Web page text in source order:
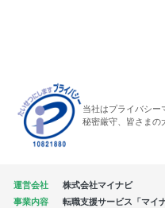
当社はプライバシー
秘密厳守、皆さまの
運営会社
株式会社マイナビ
事業内容
転職支援サービス「マイ